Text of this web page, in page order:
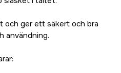
och ger ett säkert och bra
användning.